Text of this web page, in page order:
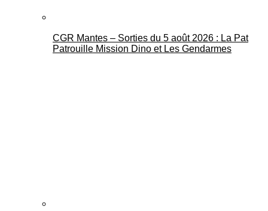
Mantes Actu
CGR Mantes – Sorties du 5 août 2026 : La Pat
Patrouille Mission Dino et Les Gendarmes